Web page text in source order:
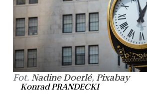
Fot. Nadine Doerlé, Pixabay
Konrad PRANDECKI